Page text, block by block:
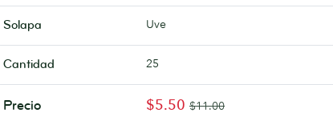
Solapa Uve
Cantidad 25
Precio $5.50 $11.00